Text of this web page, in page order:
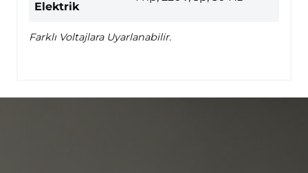
Elektrik
Farklı Voltajlara Uyarlanabilir.